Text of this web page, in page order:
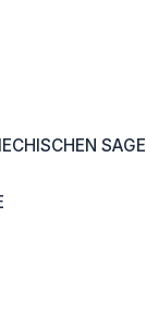
SAGE